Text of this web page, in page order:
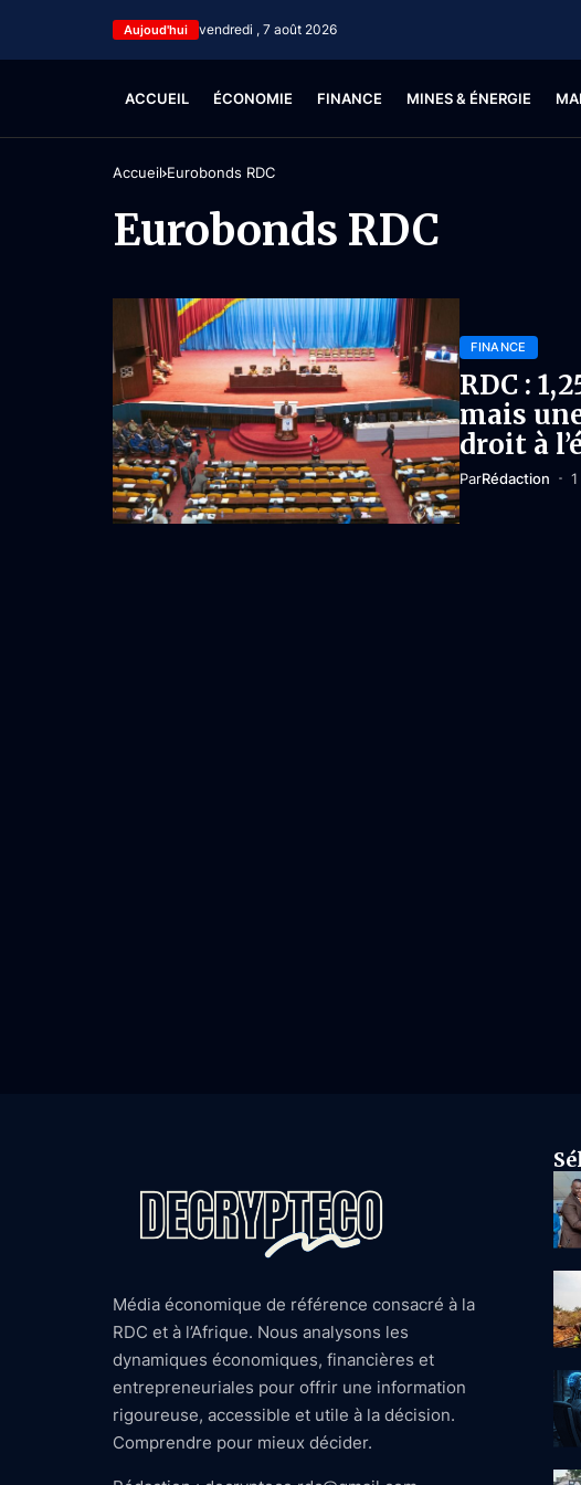
Aujoud'hui vendredi , 7 août 2026
ACCUEIL ÉCONOMIE FINANCE MINES & ÉNERGIE
Accueil Eurobonds RDC
Eurobonds RDC
FINANCE
RDC :
mais
droit à
ParRédaction
Média économique de référence consacré à la
RDC et à l’Afrique. Nous analysons les
dynamiques économiques, financières et
entrepreneuriales pour offrir une information
rigoureuse, accessible et utile à la décision.
Comprendre pour mieux décider.